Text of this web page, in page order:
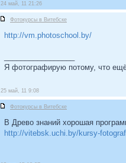
24 май, 11 21:26
Фотокурсы в Витебске
http://vm.photoschool.by/
Я фотографирую потому, что
25 май, 11 9:08
Фотокурсы в Витебске
В Древо знаний хорошая
http://vitebsk.uchi.by/kursy-